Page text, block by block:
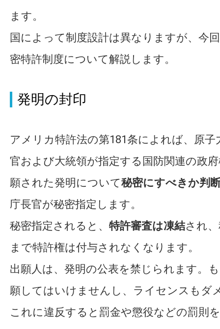
ます。
国によって制度設計は異なりますが、今
密特許制度について解説します。
発明の封印
アメリカ特許法の第181条によれば、原子
官および大統領が指定する国防関連の政
願された発明について秘密にすべきか判
庁長官が秘密指定します。
秘密指定されると、 特許審査は凍結され
まで特許権は付与されなくなります。
出願人は、発明の公表を禁じられます。
願してはいけませんし、ライセンスもダ
これに違反すると罰金や懲役などの罰則